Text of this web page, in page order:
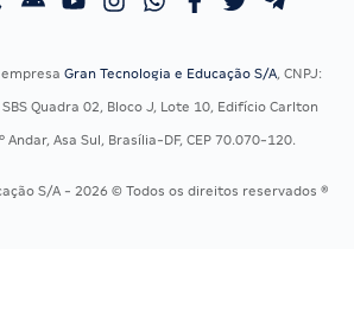
Gran Tecnologia e Educação S/A, CNPJ:
Quadra 02, Bloco J, Lote 10, Edifício Carlton
Andar, Asa Sul, Brasília-DF, CEP 70.070-120.
S/A - 2026 © Todos os direitos reservados ®